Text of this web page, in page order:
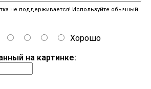
не поддерживается! Используйте обычный
Хорошо
на картинке: